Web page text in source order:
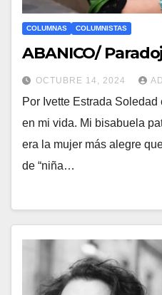
COLUMNAS COLUMNISTAS
ABANICO/
OCTUBRE 14, 2024
Por Ivette Estrada
en mi vida. Mi bisabuela
era la mujer más alegre
de “niña…